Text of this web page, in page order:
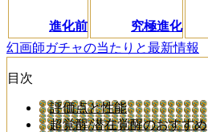
進化前 究極進化
幻画師ガチャの当たりと最新情報
目次
評価点と性能
超覚醒/潜在覚醒のおすすめ